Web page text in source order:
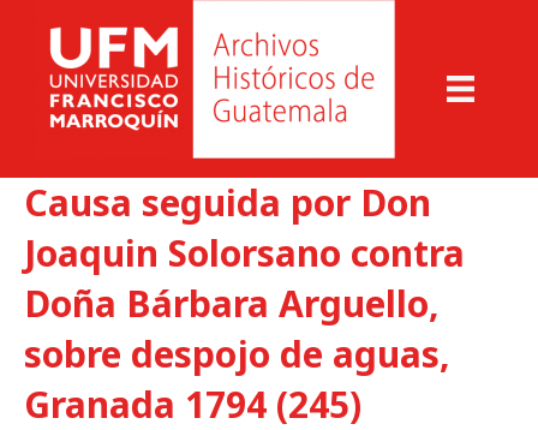
Causa seguida por Don
Joaquin Solorsano contra
Doña Bárbara Arguello,
sobre despojo de aguas,
Granada 1794 (245)